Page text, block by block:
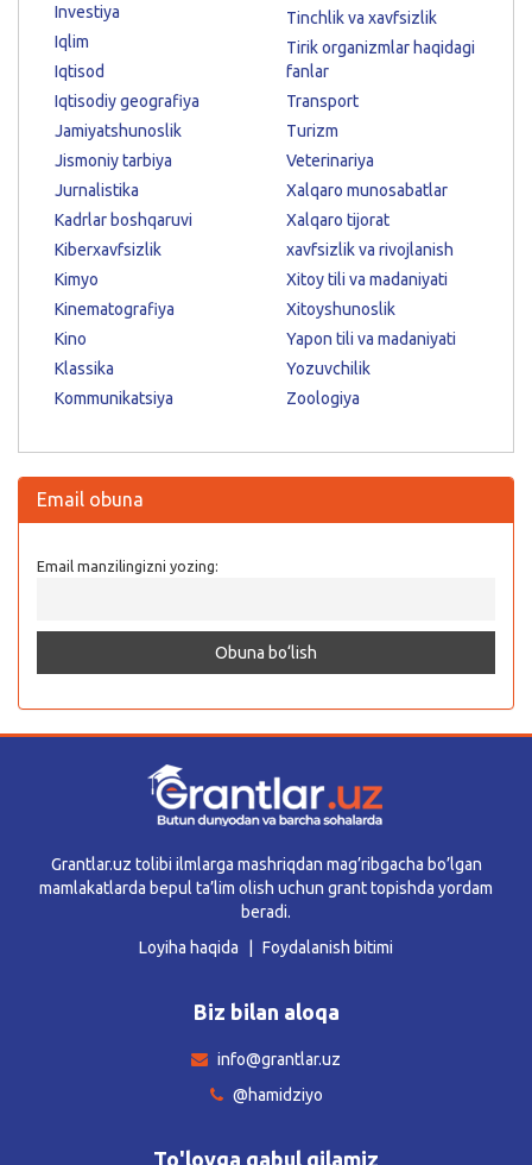
Investiya
Iqlim
Iqtisod
Iqtisodiy geografiya
Jamiyatshunoslik
Jismoniy tarbiya
Jurnalistika
Kadrlar boshqaruvi
Kiberxavfsizlik
Kimyo
Kinematografiya
Kino
Klassika
Kommunikatsiya
Tinchlik va xavfsizlik
Tirik organizmlar haqidagi
fanlar
Transport
Turizm
Veterinariya
Xalqaro munosabatlar
Xalqaro tijorat
xavfsizlik va rivojlanish
Xitoy tili va madaniyati
Xitoyshunoslik
Yapon tili va madaniyati
Yozuvchilik
Zoologiya
Email obuna
Email manzilingizni yozing:
Grantlar.uz tolibi ilmlarga mashriqdan mag’ribgacha bo’lgan
mamlakatlarda bepul ta’lim olish uchun grant topishda yordam
beradi.
Loyiha haqida
Foydalanish bitimi
Biz bilan aloqa
info@grantlar.uz
@hamidziyo
To'lovga qabul qilamiz